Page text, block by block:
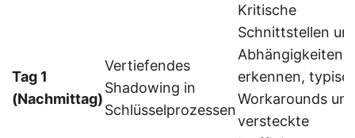
Tag 1
(Nachmittag)
Vertiefendes
Shadowing in
Schlüsselprozessen
Kritische
Schnittstellen
Abhängigkeiten
erkennen,
Workarounds
versteckte